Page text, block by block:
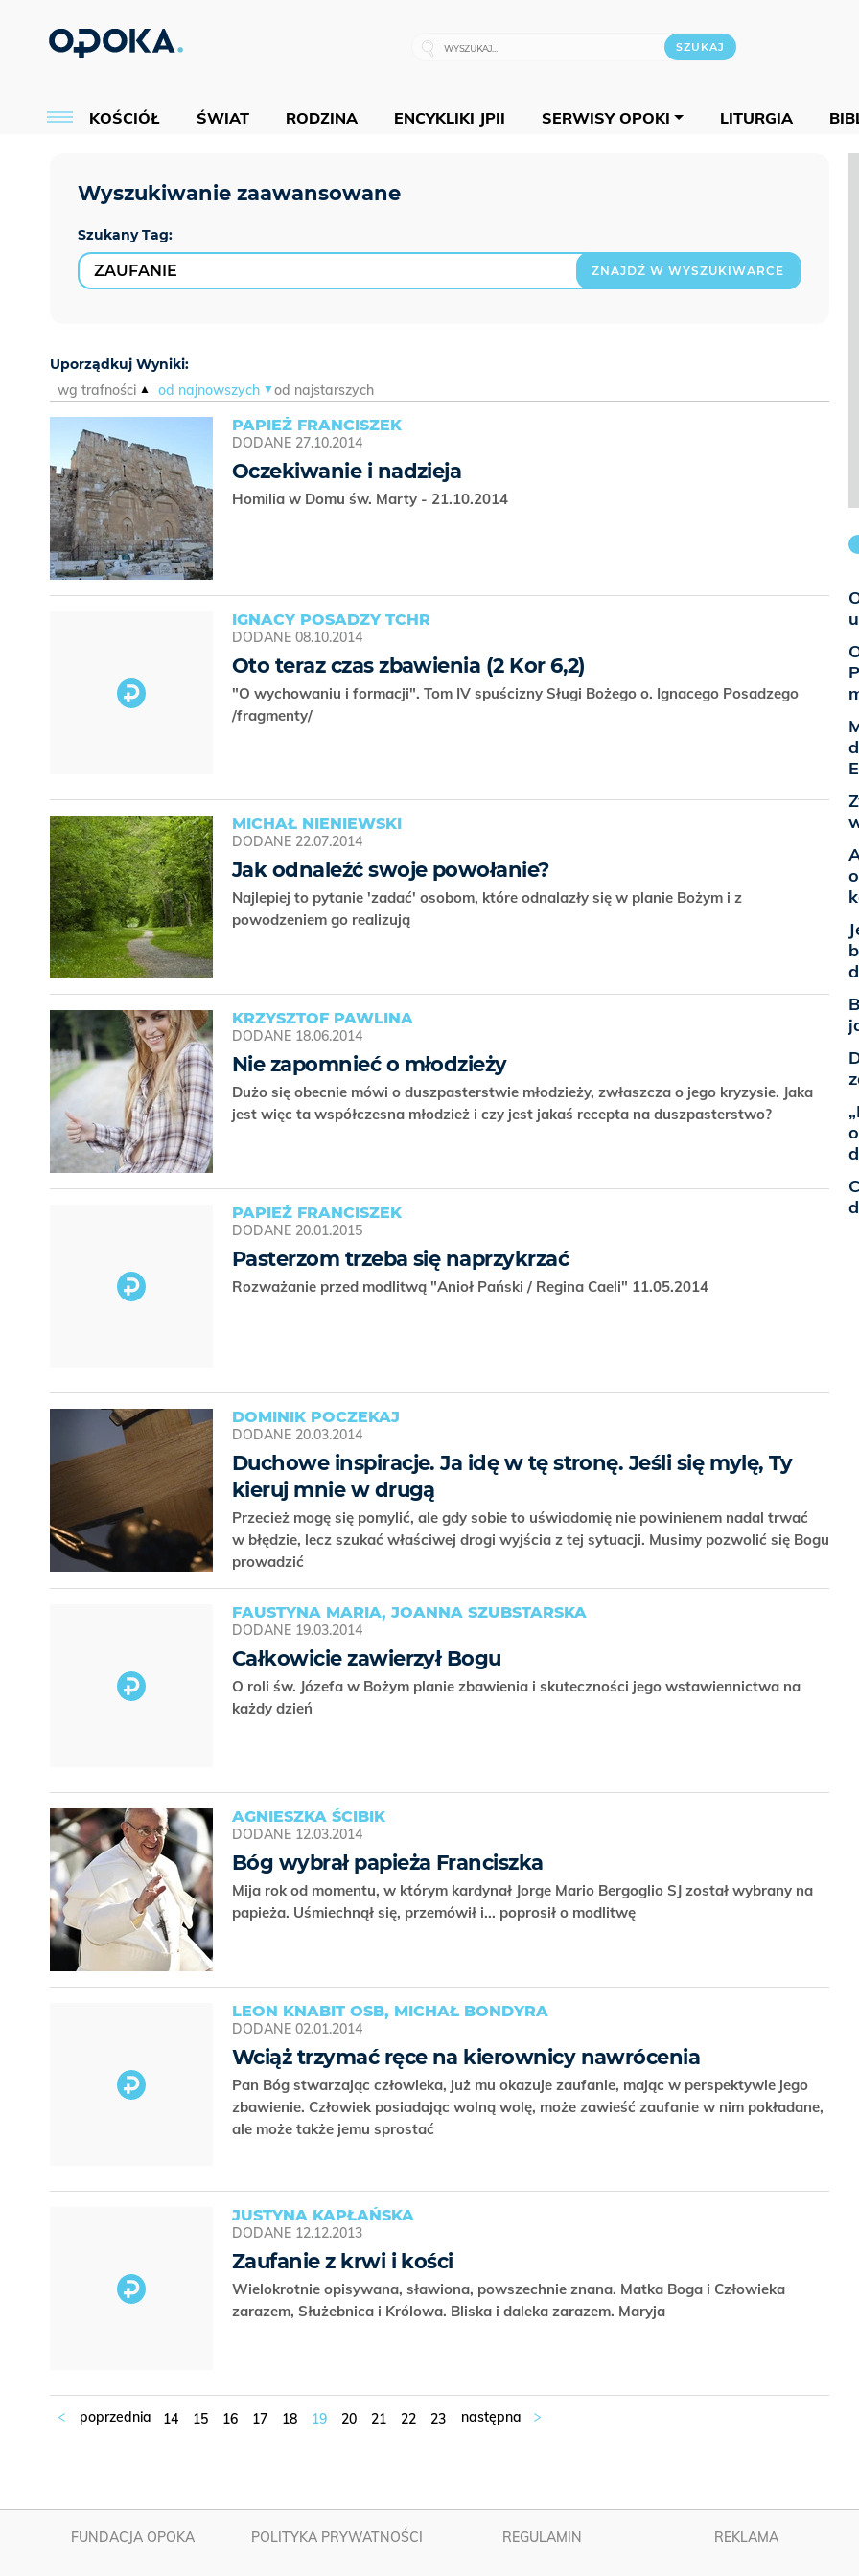
KOŚCIÓŁ ŚWIAT RODZINA ENCYKLIKI JPII SERWISY OPOKI LITURGIA
Szukany Tag:
ZNAJDŹ W WYSZUKIWARCE
Uporządkuj Wyniki:
wg trafności
od najnowszych od najstarszych
PAPIEŻ FRANCISZEK
DODANE 27.10.2014
Oczekiwanie i nadzieja
Homilia w Domu św. Marty - 21.10.2014
IGNACY POSADZY TCHR
DODANE 08.10.2014
Oto teraz czas zbawienia (2 Kor 6,2)
"O wychowaniu i formacji". Tom IV spuścizny Sługi Bożego o. Ignacego Posadzego
/fragmenty/
MICHAŁ NIENIEWSKI
DODANE 22.07.2014
Jak odnaleźć swoje powołanie?
Najlepiej to pytanie 'zadać' osobom, które odnalazły się w planie Bożym i z
powodzeniem go realizują
KRZYSZTOF PAWLINA
DODANE 18.06.2014
Nie zapomnieć o młodzieży
Dużo się obecnie mówi o duszpasterstwie młodzieży, zwłaszcza o jego kryzysie. Jaka
jest więc ta współczesna młodzież i czy jest jakaś recepta na duszpasterstwo?
PAPIEŻ FRANCISZEK
DODANE 20.01.2015
Pasterzom trzeba się naprzykrzać
Rozważanie przed modlitwą "Anioł Pański / Regina Caeli" 11.05.2014
DOMINIK POCZEKAJ
DODANE 20.03.2014
Duchowe inspiracje. Ja idę w tę stronę. Jeśli się mylę, Ty
kieruj mnie w drugą
Przecież mogę się pomylić, ale gdy sobie to uświadomię nie powinienem nadal trwać
w błędzie, lecz szukać właściwej drogi wyjścia z tej sytuacji. Musimy pozwolić się Bogu
prowadzić
FAUSTYNA MARIA, JOANNA SZUBSTARSKA
DODANE 19.03.2014
Całkowicie zawierzył Bogu
O roli św. Józefa w Bożym planie zbawienia i skuteczności jego wstawiennictwa na
każdy dzień
AGNIESZKA ŚCIBIK
DODANE 12.03.2014
Bóg wybrał papieża Franciszka
Mija rok od momentu, w którym kardynał Jorge Mario Bergoglio SJ został wybrany na
papieża. Uśmiechnął się, przemówił i... poprosił o modlitwę
LEON KNABIT OSB, MICHAŁ BONDYRA
DODANE 02.01.2014
Wciąż trzymać ręce na kierownicy nawrócenia
Pan Bóg stwarzając człowieka, już mu okazuje zaufanie, mając w perspektywie jego
zbawienie. Człowiek posiadając wolną wolę, może zawieść zaufanie w nim pokładane,
ale może także jemu sprostać
JUSTYNA KAPŁAŃSKA
DODANE 12.12.2013
Zaufanie z krwi i kości
Wielokrotnie opisywana, sławiona, powszechnie znana. Matka Boga i Człowieka
zarazem, Służebnica i Królowa. Bliska i daleka zarazem. Maryja
14 15 16 17 18 19 20 21 22 23
FUNDACJA OPOKA POLITYKA PRYWATNOŚCI REGULAMIN REKLAMA